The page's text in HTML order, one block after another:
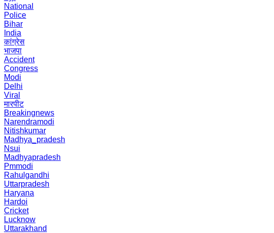
National
Police
Bihar
India
कांग्रेस
भाजपा
Accident
Congress
Modi
Delhi
Viral
मारपीट
Breakingnews
Narendramodi
Nitishkumar
Madhya_pradesh
Nsui
Madhyapradesh
Pmmodi
Rahulgandhi
Uttarpradesh
Haryana
Hardoi
Cricket
Lucknow
Uttarakhand